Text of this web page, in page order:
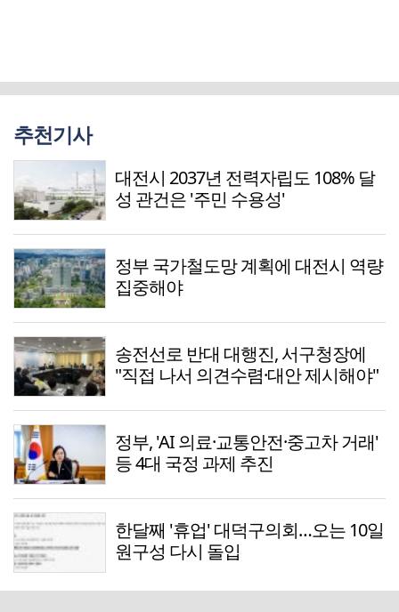
추천기사
대전시 2037년 전력자립도 108% 달
성 관건은 '주민 수용성'
정부 국가철도망 계획에 대전시 역량
집중해야
송전선로 반대 대행진, 서구청장에
"직접 나서 의견수렴·대안 제시해야"
정부, 'AI 의료·교통안전·중고차 거래'
등 4대 국정 과제 추진
한달째 '휴업' 대덕구의회…오는 10일
원구성 다시 돌입